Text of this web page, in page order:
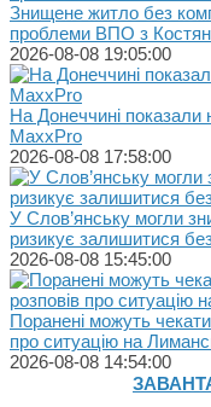
Знищене житло без
проблеми ВПО з
2026-08-08 19:05:00
На Донеччині показали
MaxxPro
2026-08-08 17:58:00
У Слов’янську могли
ризикує залишитися
2026-08-08 15:45:00
Поранені можуть
про ситуацію на
2026-08-08 14:54:00